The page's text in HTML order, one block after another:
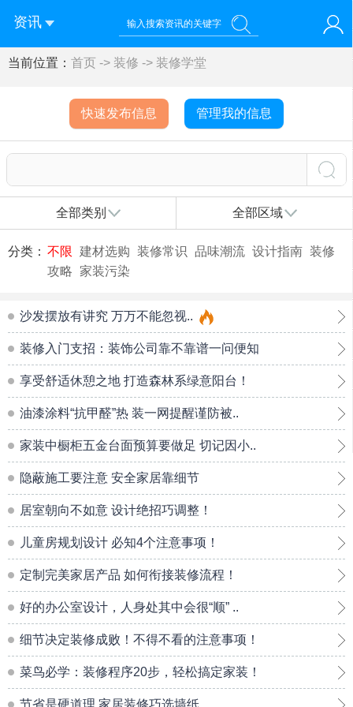
资讯
您好！欢迎来到济南西站棒极网-济南西部新城社区新媒体综
当前位置： 首页 -> 装修 -> 装修学堂
快速发布信息 管理我的信息
全部类别 全部区域
分类： 不限 建材选购 装修常识 品味潮流 设计指南 装修
攻略
家装污染
沙发摆放有讲究 万万不能忽视..
装修入门支招：装饰公司靠不靠谱一问便知
享受舒适休憩之地 打造森林系绿意阳台！
油漆涂料“抗甲醛”热 装一网提醒谨防被..
家装中橱柜五金台面预算要做足 切记因小..
隐蔽施工要注意 安全家居靠细节
居室朝向不如意 设计绝招巧调整！
儿童房规划设计 必知4个注意事项！
定制完美家居产品 如何衔接装修流程！
好的办公室设计，人身处其中会很“顺” ..
细节决定装修成败！不得不看的注意事项！
菜鸟必学：装修程序20步，轻松搞定家装！
节省是硬道理 家居装修巧选墙纸